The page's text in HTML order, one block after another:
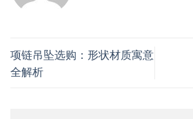
项链吊坠选购：形状材质寓意
全解析